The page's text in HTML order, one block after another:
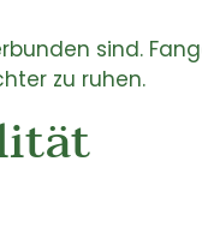
sind.
zu ruhen.